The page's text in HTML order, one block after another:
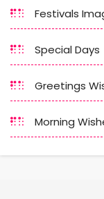
Festivals
Special Days
Greetings
Morning